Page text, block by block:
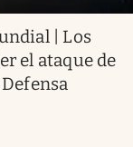
| Los
el ataque de